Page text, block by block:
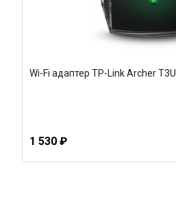
Wi-Fi адаптер TP-Link Archer T3U
1 530 ₽